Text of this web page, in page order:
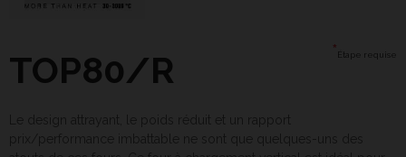
TOP80/R *Étape requise